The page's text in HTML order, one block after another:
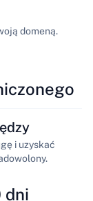
domeną.
i uzyskać
dni